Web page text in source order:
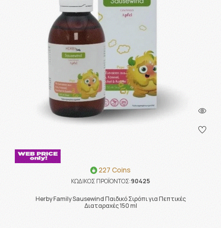
227 Coins
ΚΩΔΙΚΟΣ ΠΡΟΪΟΝΤΟΣ:90425
Herby Family Sausewind Παιδικό Σιρόπι για Πεπτικές
Διαταραχές 150 ml